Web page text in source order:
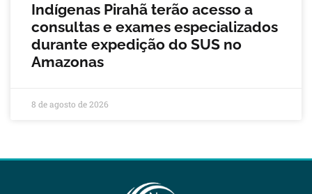
Indígenas Pirahã terão acesso a
consultas e exames especializados
durante expedição do SUS no
Amazonas
8 de agosto de 2026